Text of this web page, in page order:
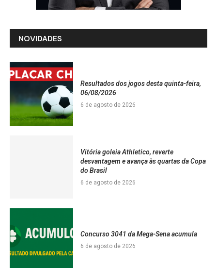
NOVIDADES
Resultados dos jogos desta quinta-feira,
06/08/2026
6 de agosto de 2026
Vitória goleia Athletico, reverte
desvantagem e avança às quartas da Copa
do Brasil
6 de agosto de 2026
Concurso 3041 da Mega-Sena acumula
6 de agosto de 2026